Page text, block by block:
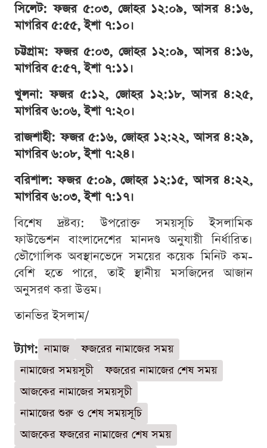
সিলেট: ফজর ৫:০৩, জোহর ১২:০৯, আসর ৪:১৬,
মাগরিব ৫:৫৫, ইশা ৭:১০।
চট্টগ্রাম: ফজর ৫:০৩, জোহর ১২:০৯, আসর ৪:১৬,
মাগরিব ৫:৫৭, ইশা ৭:১১।
খুলনা: ফজর ৫:১২, জোহর ১২:১৮, আসর ৪:২৫,
মাগরিব ৬:০৬, ইশা ৭:২০।
রাজশাহী: ফজর ৫:১৬, জোহর ১২:২২, আসর ৪:২৯,
মাগরিব ৬:০৮, ইশা ৭:২৪।
বরিশাল: ফজর ৫:০৯, জোহর ১২:১৫, আসর ৪:২২,
মাগরিব ৬:০৩, ইশা ৭:১৭।
বিশেষ দ্রষ্টব্য: উপরোক্ত সময়সূচি ইসলামিক
ফাউন্ডেশন বাংলাদেশের মানদণ্ড অনুযায়ী নির্ধারিত।
ভৌগোলিক অবস্থানভেদে সময়ের কয়েক মিনিট কম-
বেশি হতে পারে, তাই স্থানীয় মসজিদের আজান
অনুসরণ করা উত্তম।
তানভির ইসলাম/
ট্যাগ: নামাজ
ফজরের নামাজের সময়
নামাজের সময়সূচী
ফজরের নামাজের শেষ সময়
আজকের নামাজের সময়সূচী
নামাজের শুরু ও শেষ সময়সূচি
আজকের ফজরের নামাজের শেষ সময়